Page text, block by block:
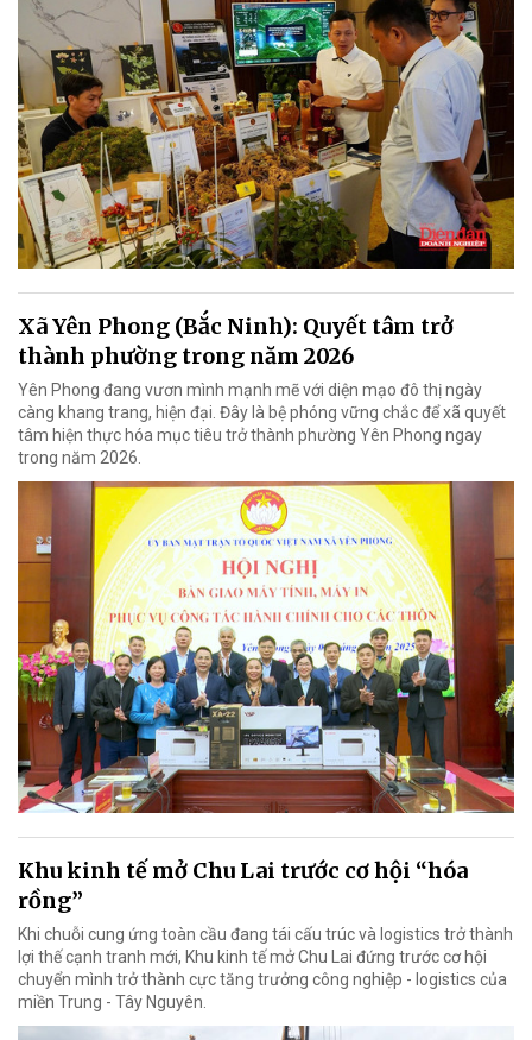
Xã Yên Phong (Bắc Ninh): Quyết tâm trở
thành phường trong năm 2026
Yên Phong đang vươn mình mạnh mẽ với diện mạo đô thị ngày
càng khang trang, hiện đại. Đây là bệ phóng vững chắc để xã quyết
tâm hiện thực hóa mục tiêu trở thành phường Yên Phong ngay
trong năm 2026.
Khu kinh tế mở Chu Lai trước cơ hội “hóa
rồng”
Khi chuỗi cung ứng toàn cầu đang tái cấu trúc và logistics trở thành
lợi thế cạnh tranh mới, Khu kinh tế mở Chu Lai đứng trước cơ hội
chuyển mình trở thành cực tăng trưởng công nghiệp - logistics của
miền Trung - Tây Nguyên.